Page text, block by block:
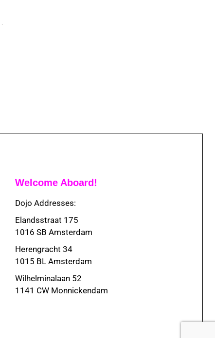
Welcome Aboard!
Dojo Addresses:
Elandsstraat 175
1016 SB Amsterdam
Herengracht 34
1015 BL Amsterdam
Wilhelminalaan 52
1141 CW Monnickendam